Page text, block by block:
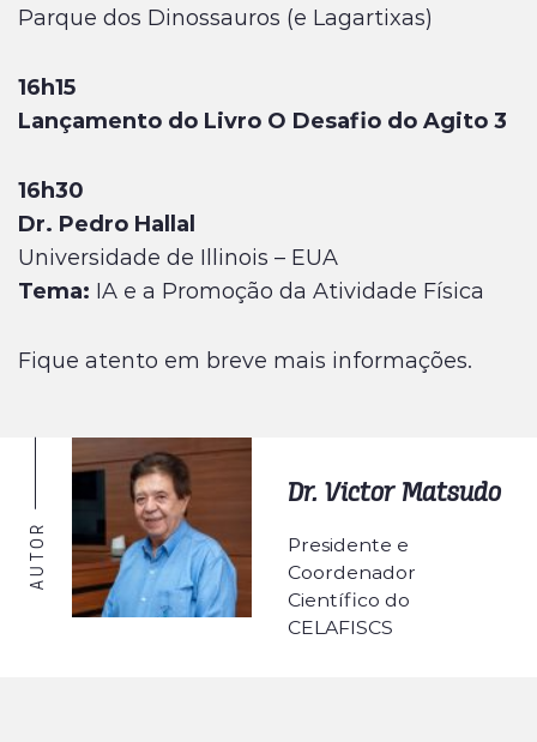
Parque dos Dinossauros (e Lagartixas)
16h15
Lançamento do Livro O Desafio do Agito 3
16h30
Dr. Pedro Hallal
Universidade de Illinois – EUA
Tema: IA e a Promoção da Atividade Física
Fique atento em breve mais informações.
AUTOR
Dr. Victor Matsudo
Presidente e
Coordenador
Científico do
CELAFISCS